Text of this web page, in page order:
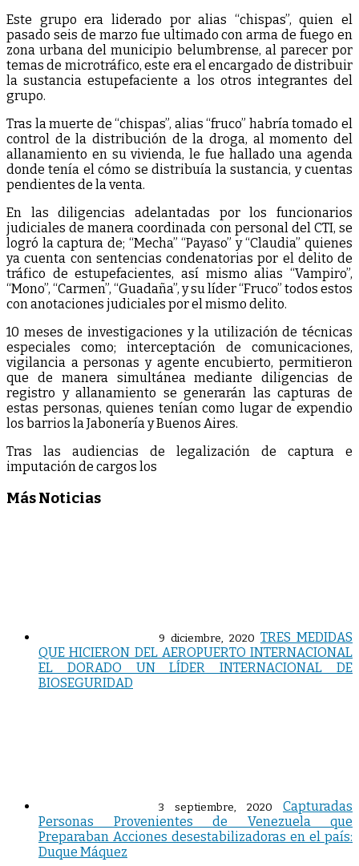
Este grupo era liderado por alias “chispas”, quien el
pasado seis de marzo fue ultimado con arma de fuego en
zona urbana del municipio belumbrense, al parecer por
temas de microtráfico, este era el encargado de distribuir
la sustancia estupefaciente a los otros integrantes del
grupo.
Tras la muerte de “chispas”, alias “fruco” habría tomado el
control de la distribución de la droga, al momento del
allanamiento en su vivienda, le fue hallado una agenda
donde tenía el cómo se distribuía la sustancia, y cuentas
pendientes de la venta.
En las diligencias adelantadas por los funcionarios
judiciales de manera coordinada con personal del CTI, se
logró la captura de; “Mecha” “Payaso” y “Claudia” quienes
ya cuenta con sentencias condenatorias por el delito de
tráfico de estupefacientes, así mismo alias “Vampiro”,
“Mono”, “Carmen”, “Guadaña”, y su líder “Fruco” todos estos
con anotaciones judiciales por el mismo delito.
10 meses de investigaciones y la utilización de técnicas
especiales como; interceptación de comunicaciones,
vigilancia a personas y agente encubierto, permitieron
que de manera simultánea mediante diligencias de
registro y allanamiento se generarán las capturas de
estas personas, quienes tenían como lugar de expendio
los barrios la Jabonería y Buenos Aires.
Tras las audiencias de legalización de captura e
imputación de cargos los
Más Noticias
9 diciembre, 2020 TRES MEDIDAS
QUE HICIERON DEL AEROPUERTO INTERNACIONAL
EL DORADO UN LÍDER INTERNACIONAL DE
BIOSEGURIDAD
3 septiembre, 2020
Capturadas
Personas Provenientes de Venezuela que
Preparaban Acciones desestabilizadoras en el país:
Duque Máquez